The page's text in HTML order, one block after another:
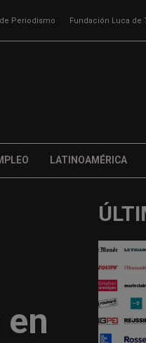
Periodismo Fundación Luca de
LATINOAMÉRICA